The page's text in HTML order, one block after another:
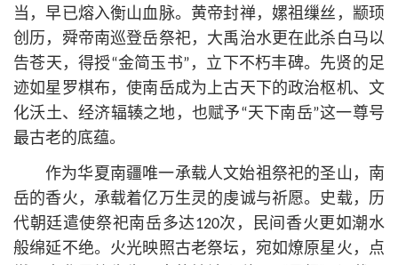
当，早已熔入衡山血脉。黄帝封禅，嫘祖缫丝，颛顼
创历，舜帝南巡登岳祭祀，大禹治水更在此杀白马以
告苍天，得授“金简玉书”，立下不朽丰碑。先贤的足
迹如星罗棋布，使南岳成为上古天下的政治枢机、文
化沃土、经济辐辏之地，也赋予“天下南岳”这一尊号
最古老的底蕴。
作为华夏南疆唯一承载人文始祖祭祀的圣山，南
岳的香火，承载着亿万生灵的虔诚与祈愿。史载，历
代朝廷遣使祭祀南岳多达120次，民间香火更如潮水
般绵延不绝。火光映照古老祭坛，宛如燎原星火，点